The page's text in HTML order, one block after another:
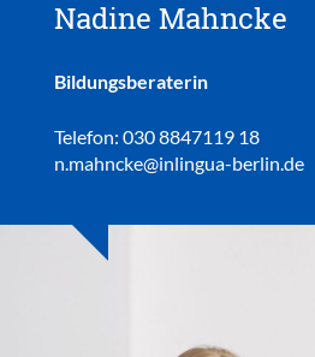
Nadine Mahncke
Bildungsberaterin
Telefon: 030 8847119 18
n.mahncke@inlingua-berlin.de